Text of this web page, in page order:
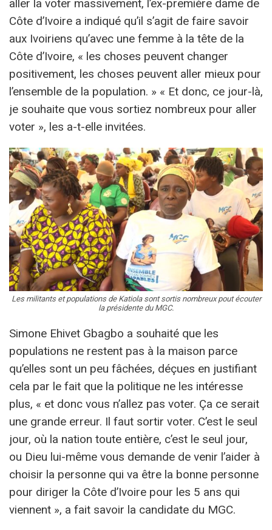
aller la voter massivement, l’ex-première dame de
Côte d’Ivoire a indiqué qu’il s’agit de faire savoir
aux Ivoiriens qu’avec une femme à la tête de la
Côte d’Ivoire, « les choses peuvent changer
positivement, les choses peuvent aller mieux pour
l’ensemble de la population. » « Et donc, ce jour-là,
je souhaite que vous sortiez nombreux pour aller
voter », les a-t-elle invitées.
Les militants et populations de Katiola sont sortis nombreux pout écouter
la présidente du MGC.
Simone Ehivet Gbagbo a souhaité que les
populations ne restent pas à la maison parce
qu’elles sont un peu fâchées, déçues en justifiant
cela par le fait que la politique ne les intéresse
plus, « et donc vous n’allez pas voter. Ça ce serait
une grande erreur. Il faut sortir voter. C’est le seul
jour, où la nation toute entière, c’est le seul jour,
ou Dieu lui-même vous demande de venir l’aider à
choisir la personne qui va être la bonne personne
pour diriger la Côte d’Ivoire pour les 5 ans qui
viennent », a fait savoir la candidate du MGC.